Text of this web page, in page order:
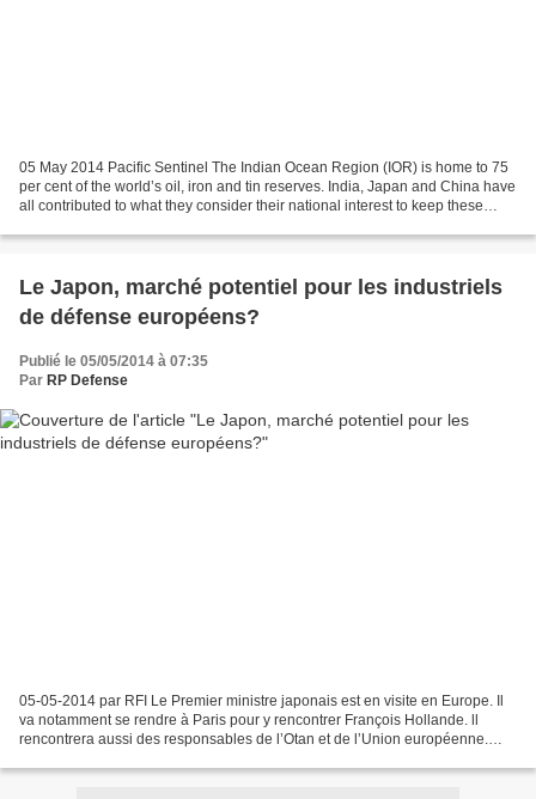
05 May 2014 Pacific Sentinel The Indian Ocean Region (IOR) is home to 75
per cent of the world’s oil, iron and tin reserves. India, Japan and China have
all contributed to what they consider their national interest to keep these
Le Japon, marché potentiel pour les industriels
de défense européens?
Publié le 05/05/2014 à 07:35
Par RP Defense
05-05-2014 par RFI Le Premier ministre japonais est en visite en Europe. Il
va notamment se rendre à Paris pour y rencontrer François Hollande. ll
rencontrera aussi des responsables de l’Otan et de l’Union européenne.